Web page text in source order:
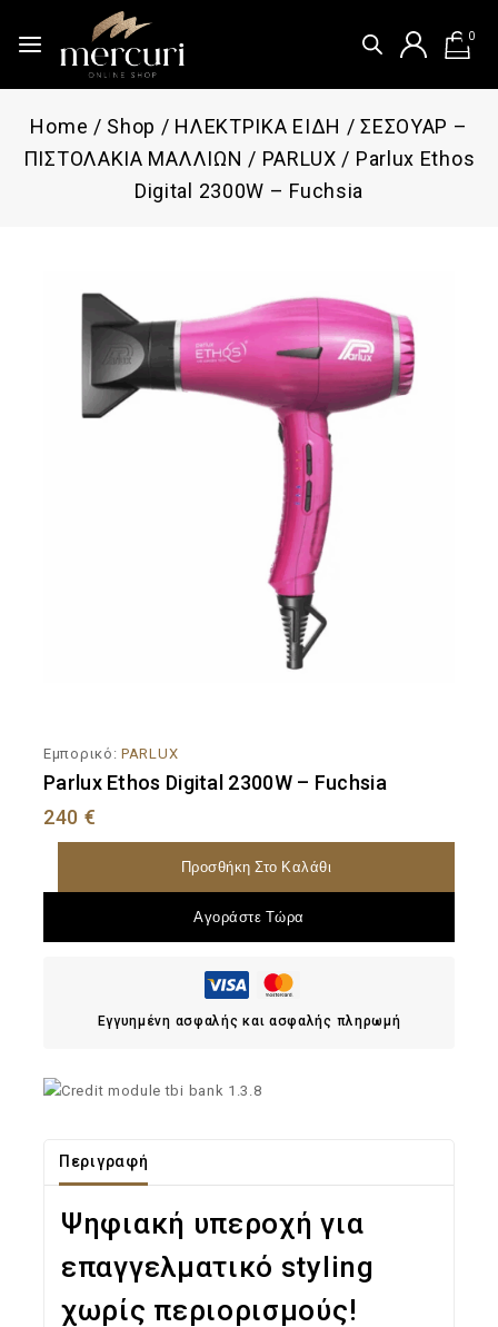
0
Home / Shop / ΗΛΕΚΤΡΙΚΑ ΕΙΔΗ / ΣΕΣΟΥΑΡ –
ΠΙΣΤΟΛΑΚΙΑ ΜΑΛΛΙΩΝ / PARLUX / Parlux Ethos
Digital 2300W – Fuchsia
Εμπορικό: PARLUX
Parlux Ethos Digital 2300W – Fuchsia
240 €
Προσθήκη Στο Καλάθι
Αγοράστε Τώρα
Εγγυημένη ασφαλής και ασφαλής πληρωμή
Περιγραφή
Ψηφιακή υπεροχή για
επαγγελματικό styling
χωρίς περιορισμούς!